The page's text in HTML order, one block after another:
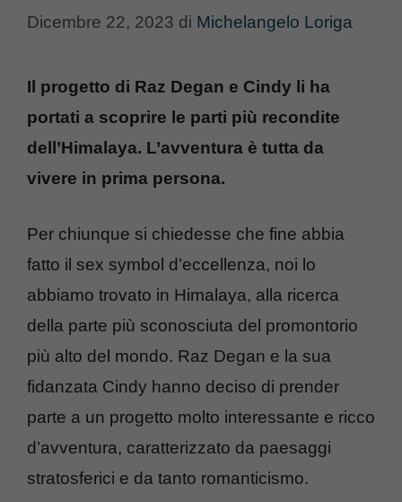
Dicembre 22, 2023 di Michelangelo Loriga
Il progetto di Raz Degan e Cindy li ha
portati a scoprire le parti più recondite
dell’Himalaya. L’avventura è tutta da
vivere in prima persona.
Per chiunque si chiedesse che fine abbia
fatto il sex symbol d’eccellenza, noi lo
abbiamo trovato in Himalaya, alla ricerca
della parte più sconosciuta del promontorio
più alto del mondo. Raz Degan e la sua
fidanzata Cindy hanno deciso di prender
parte a un progetto molto interessante e ricco
d’avventura, caratterizzato da paesaggi
stratosferici e da tanto romanticismo.